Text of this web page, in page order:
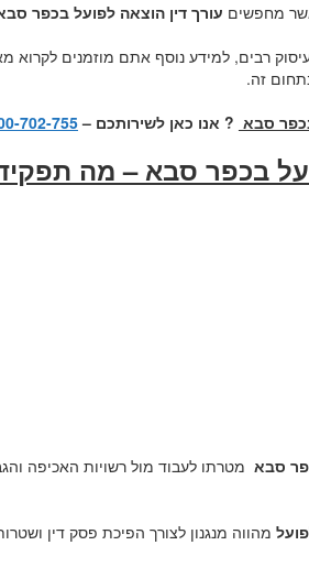
מחפשים עורך דין הוצאה לפועל בכפר
רבים, למידע נוסף אתם מוזמנים לקרוא
זה.
סבא ? אנו כאן לשירותכם –702-755
בכפר סבא – מה
סבא מטרתו לעבוד מול רשויות האכיפה
מהווה מנגנון לצורך הפיכת פסק דין